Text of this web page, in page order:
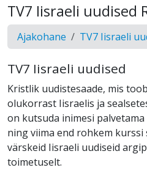
TV7 Iisraeli uudised
Ajakohane TV7 Iisraeli
TV7 Iisraeli uudised
Kristlik uudistesaade, mis
olukorrast Iisraelis ja
on kutsuda inimesi palvetama
ning viima end rohkem kurssi
värskeid Iisraeli uudiseid
toimetuselt.